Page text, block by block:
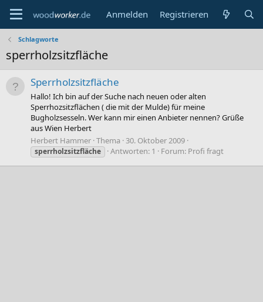
Anmelden Registrieren
Schlagworte
sperrholzsitzfläche
Sperrholzsitzfläche
Hallo! Ich bin auf der Suche nach neuen oder alten
Sperrhozsitzflächen ( die mit der Mulde) für meine
Bugholzsesseln. Wer kann mir einen Anbieter nennen? Grüße
aus Wien Herbert
Herbert Hammer Thema 30. Oktober 2009
sperrholzsitzfläche Antworten: 1 Forum: Profi fragt